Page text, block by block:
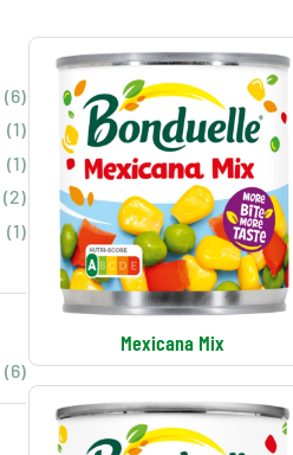
(6)
(1)
(1)
(2)
(1)
(6)
Mexicana Mix